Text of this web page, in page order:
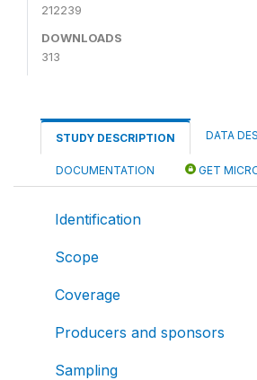
212239
DOWNLOADS
313
STUDY DESCRIPTION DATA
DOCUMENTATION GET
Identification
Scope
Coverage
Producers and sponsors
Sampling